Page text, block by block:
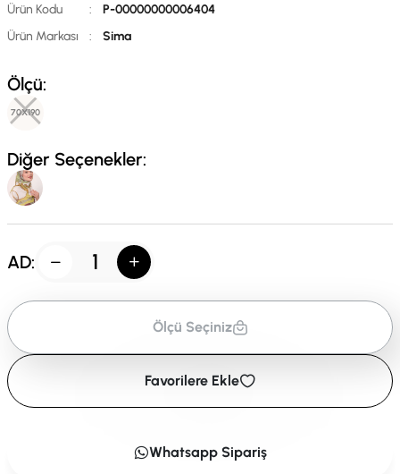
Ürün Kodu :
P-00000000006404
Ürün Markası
: Sima
Ölçü:
70X190
Diğer Seçenekler:
AD:
Ölçü Seçiniz
Favorilere Ekle
Whatsapp Sipariş